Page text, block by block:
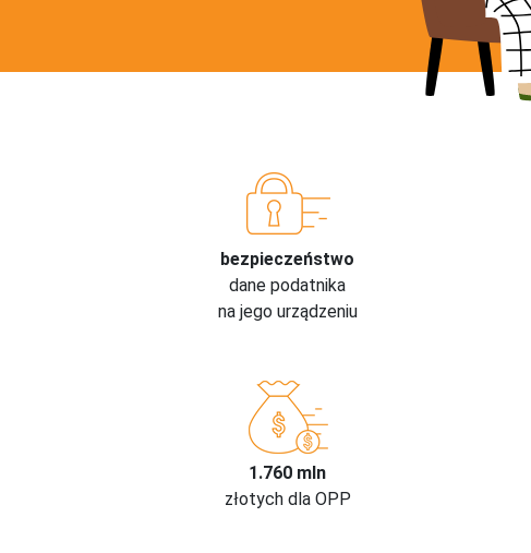
bezpieczeństwo
dane podatnika
na jego urządzeniu
1.760 mln
złotych dla OPP